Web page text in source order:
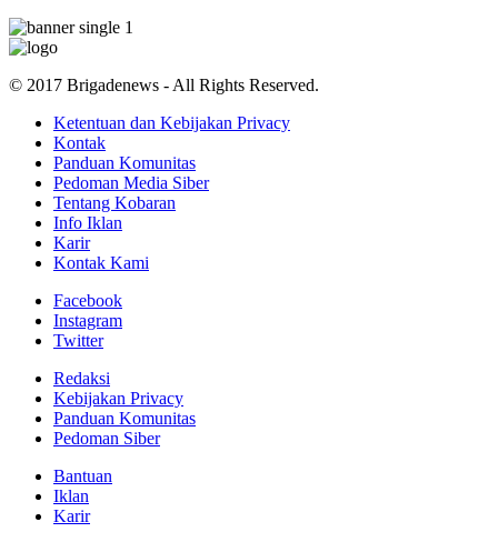
© 2017 Brigadenews - All Rights Reserved.
Ketentuan dan Kebijakan Privacy
Kontak
Panduan Komunitas
Pedoman Media Siber
Tentang Kobaran
Info Iklan
Karir
Kontak Kami
Facebook
Instagram
Twitter
Redaksi
Kebijakan Privacy
Panduan Komunitas
Pedoman Siber
Bantuan
Iklan
Karir